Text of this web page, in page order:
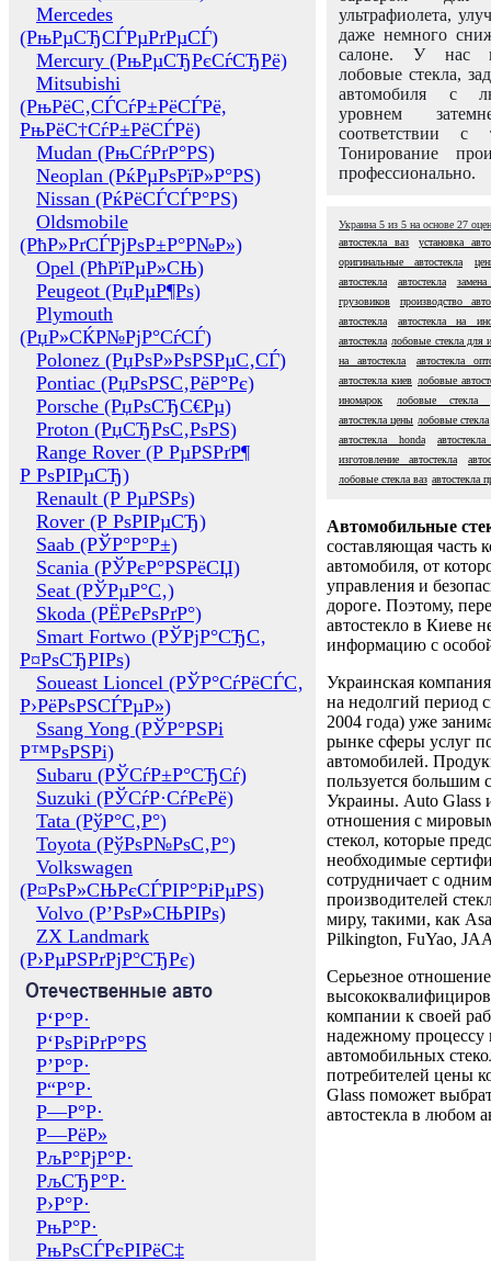
Mercedes
(РњРµСЂСЃРµРґРµСЃ)
Mercury (РњРµСЂРєСѓСЂРё)
Mitsubishi
(РњРёС‚СЃСѓР±РёСЃРё,
РњРёС†СѓР±РёСЃРё)
Mudan (РњСѓРґР°РЅ)
Neoplan (РќРµРѕРїР»Р°РЅ)
Nissan (РќРёСЃСЃР°РЅ)
Oldsmobile
(РћР»РґСЃРјРѕР±Р°Р№Р»)
Opel (РћРїРµР»СЊ)
Peugeot (РџРµР¶Рѕ)
Plymouth
(РџР»СЌР№РјР°СѓСЃ)
Polonez (РџРѕР»РѕРЅРµС‚СЃ)
Pontiac (РџРѕРЅС‚РёР°Рє)
Porsche (РџРѕСЂС€Рµ)
Proton (РџСЂРѕС‚РѕРЅ)
Range Rover (Р РµРЅРґР¶
Р РѕРІРµСЂ)
Renault (Р РµРЅРѕ)
Rover (Р РѕРІРµСЂ)
Saab (РЎР°Р°Р±)
Scania (РЎРєР°РЅРёСЏ)
Seat (РЎРµР°С‚)
Skoda (РЁРєРѕРґР°)
Smart Fortwo (РЎРјР°СЂС‚
Р¤РѕСЂРІРѕ)
Soueast Lioncel (РЎР°СѓРёСЃС‚
Р›РёРѕРЅСЃРµР»)
Ssang Yong (РЎР°РЅРі
Р™РѕРЅРі)
Subaru (РЎСѓР±Р°СЂСѓ)
Suzuki (РЎСѓР·СѓРєРё)
Tata (РўР°С‚Р°)
Toyota (РўРѕР№РѕС‚Р°)
Volkswagen
(Р¤РѕР»СЊРєСЃРІР°РіРµРЅ)
Volvo (Р’РѕР»СЊРІРѕ)
ZX Landmark
(Р›РµРЅРґРјР°СЂРє)
Отечественные авто
Р‘Р°Р·
Р‘РѕРіРґР°РЅ
Р’Р°Р·
Р“Р°Р·
Р—Р°Р·
Р—РёР»
РљР°РјР°Р·
РљСЂР°Р·
Р›Р°Р·
РњР°Р·
РњРѕСЃРєРІРёС‡
ультрафиолета,
даже немного
салоне. У нас
лобовые стекла,
автомобиля с
уровнем
соответствии с
Тонирование
профессионально.
Украина 5 из 5 на основе 27
автостекла ваз
установка
оригинальные автостекла
автостекла
автостекла
замена
грузовиков
производство
автостекла
автостекла на
автостекла лобовые стекла для
на автостекла
автостекла
автостекла киев лобовые
иномарок
лобовые стекла
автостекла цены лобовые стекла
автостекла honda
изготовление автостекла
лобовые стекла ваз автостекла
Автомобильные
составляющая часть
автомобиля, от
управления и
дороге. Поэтому,
автостекло в Киеве
информацию с
Украинская
на недолгий период
2004 года) уже
рынке сферы услуг
автомобилей.
пользуется большим
Украины. Auto Glass
отношения с
стекол, которые
необходимые
сотрудничает с
производителей
миру, такими, как
Pilkington, FuYao,
Серьезное отношение
компании к своей
надежному процессу
автомобильных
потребителей цены
Glass поможет
автостекла в любом